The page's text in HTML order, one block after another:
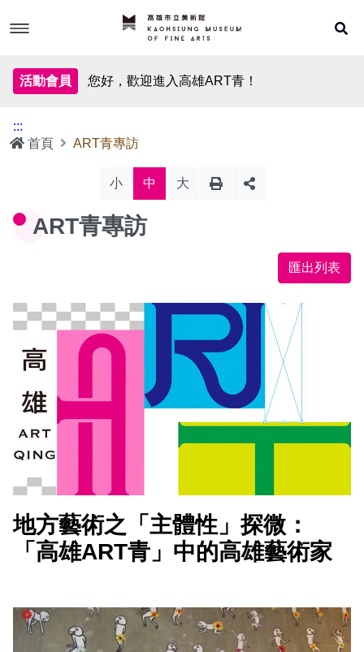
主
關於本計畫
ART青聲影
網站地圖
會員登入
活動會員 您好，歡迎進入高雄ART青！
:::
首頁
ART青專訪
小 中 大
ART青專訪
匯出列表
地方藝術之「主體性」探微：
「高雄ART青」中的高雄藝術家